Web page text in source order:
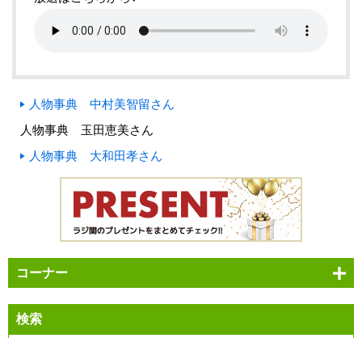
人物事典 中村美智留さん
人物事典 玉田恵美さん
人物事典 大和田孝さん
コーナー
検索